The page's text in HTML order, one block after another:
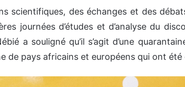
scientifiques, des échanges et des
journées d’études et d’analyse du
a souligné qu’il s’agit d’une
de pays africains et européens qui ont